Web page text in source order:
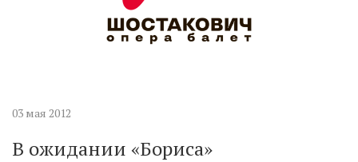
03 мая 2012
В ожидании «Бориса»